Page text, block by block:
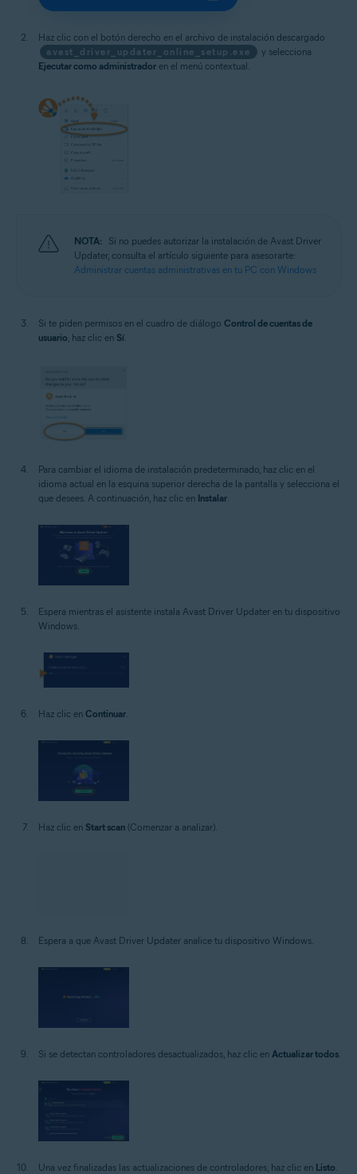
Haz clic con el botón derecho en el archivo de instalación descargado
avast_driver_updater_online_setup.exe
y selecciona
Ejecutar como administrador en el menú contextual.
NOTA:
Si no puedes autorizar la instalación de Avast Driver
Updater, consulta el artículo siguiente para asesorarte:
Administrar cuentas administrativas en tu PC con Windows
Si te piden permisos en el cuadro de diálogo Control de cuentas de
usuario, haz clic en Sí.
Para cambiar el idioma de instalación predeterminado, haz clic en el
idioma actual en la esquina superior derecha de la pantalla y selecciona el
que desees. A continuación, haz clic en Instalar
Espera mientras el asistente instala Avast Driver Updater en tu dispositivo
Windows.
Haz clic en Continuar
Haz clic en Start scan (Comenzar a analizar).
Espera a que Avast Driver Updater analice tu dispositivo Windows.
Si se detectan controladores desactualizados, haz clic en Actualizar todos
Una vez finalizadas las actualizaciones de controladores, haz clic en Listo